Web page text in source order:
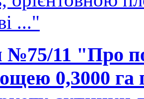
..."
№75/11 "Про
0,3000 га